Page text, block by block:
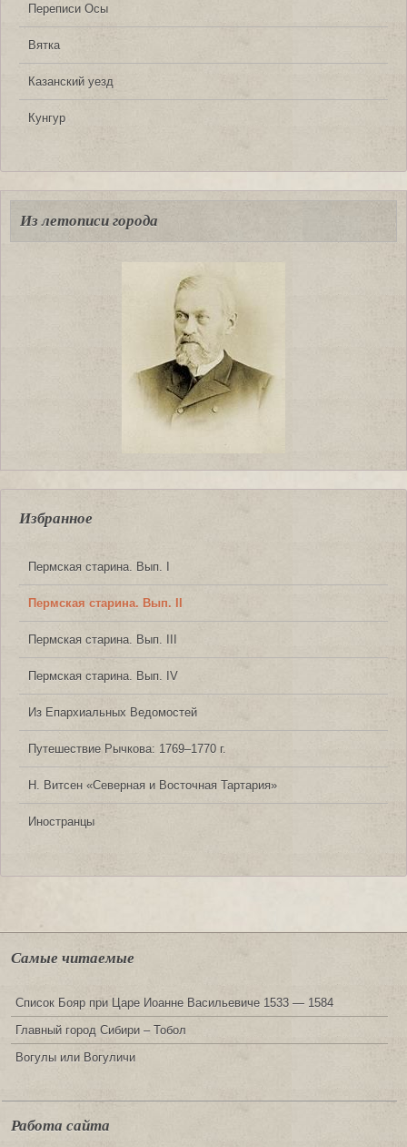
Переписи Осы
Вятка
Казанский уезд
Кунгур
Из летописи города
Избранное
Пермская старина. Вып. I
Пермская старина. Вып. II
Пермская старина. Вып. III
Пермская старина. Вып. IV
Из Епархиальных Ведомостей
Путешествие Рычкова: 1769‒1770 г.
Н. Витсен «Северная и Восточная Тартария»
Иностранцы
Самые читаемые
Список Бояр при Царе Иоанне Васильевиче 1533 — 1584
Главный город Сибири – Тобол
Вогулы или Вогуличи
Работа сайта